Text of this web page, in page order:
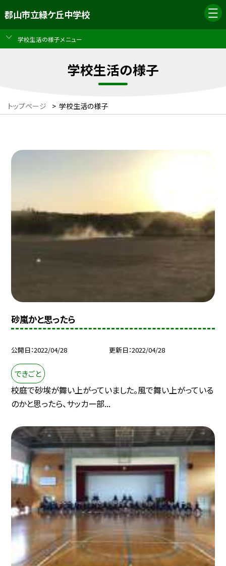
郡山市立緑ケ丘中学校
学校生活の様子メニュー
学校生活の様子
トップページ > 学校生活の様子
砂嵐かと思ったら
公開日 2022/04/28 更新日 2022/04/28
できごと
校庭で砂埃が舞い上がっていました。風で舞い上がっている
のかと思ったら、サッカー部...